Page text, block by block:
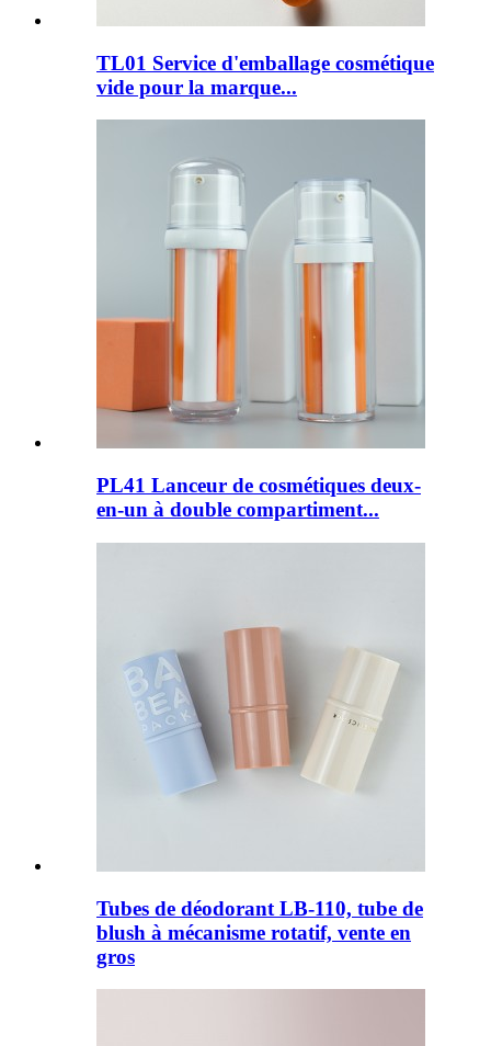
TL01 Service d'emballage cosmétique
vide pour la marque...
PL41 Lanceur de cosmétiques deux-
en-un à double compartiment...
Tubes de déodorant LB-110, tube de
blush à mécanisme rotatif, vente en
gros